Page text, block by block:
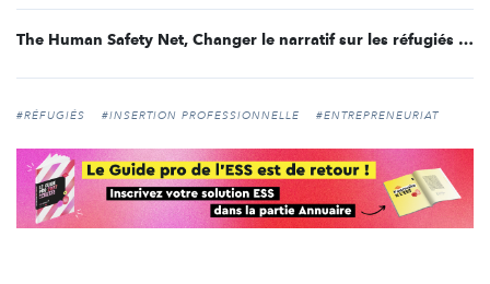
The Human Safety Net, Changer le narratif sur les réfugiés - Entretien avec Benoit Hamon
#RÉFUGIÉS #INSERTION PROFESSIONNELLE #ENTREPRENEURIAT